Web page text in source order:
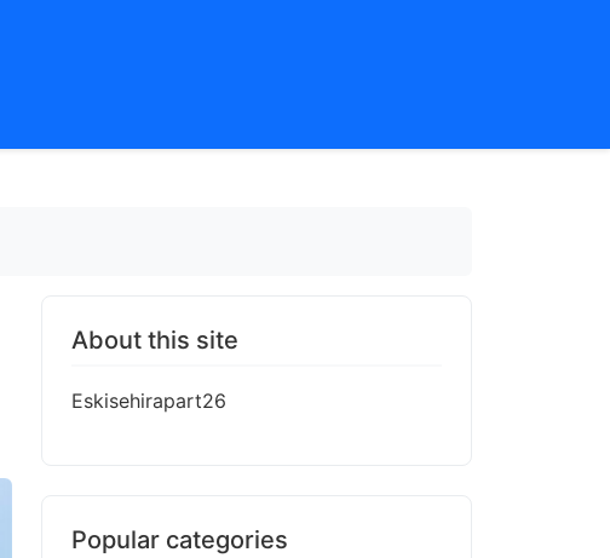
About this site
Eskisehirapart26
Popular categories